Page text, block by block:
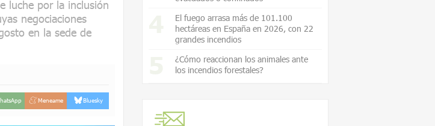
luche por la inclusión
negociaciones
en la sede de
Meneame Bluesky
El fuego arrasa más de 101.100
hectáreas en España en 2026, con 22
grandes incendios
¿Cómo reaccionan los animales ante
los incendios forestales?